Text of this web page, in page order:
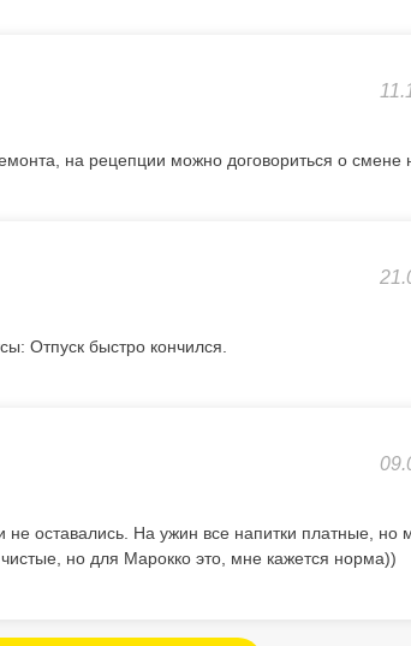
на рецепции можно договориться о смене
Отпуск быстро кончился.
не оставались. На ужин все напитки платные, но
но для Марокко это, мне кажется норма))